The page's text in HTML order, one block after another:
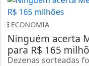
ECONOMIA
Ninguém acerta
para R$ 165
Dezenas sorteadas